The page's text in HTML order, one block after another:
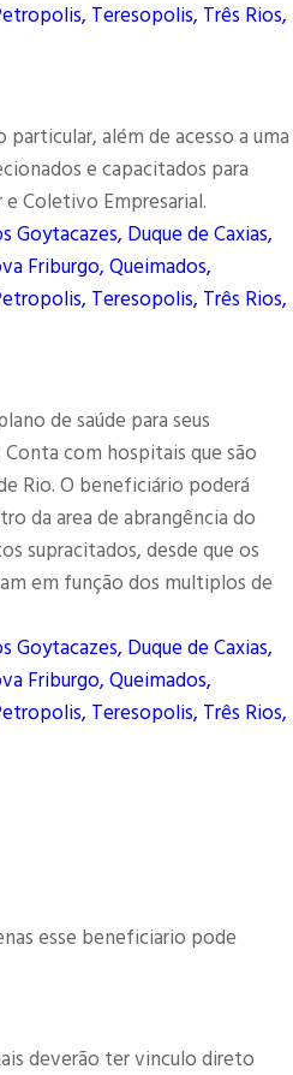
Teresopolis, Três Rios,
além de acesso a uma
e capacitados para
Coletivo Empresarial.
Goytacazes, Duque de Caxias,
Friburgo, Queimados,
Teresopolis, Três Rios,
de saúde para seus
com hospitais que são
Rio. O beneficiário poderá
da area de abrangência do
supracitados, desde que os
em função dos multiplos de
Goytacazes, Duque de Caxias,
Friburgo, Queimados,
Teresopolis, Três Rios,
esse beneficiario pode
deverão ter vinculo direto